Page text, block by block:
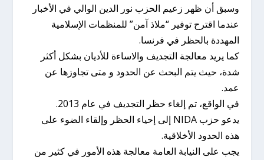
وسبق أن ظهر زعيم الحزب نور الدين الوالي في الأخبار
عندما اقترح توفير “ملاذ آمن” للمنظمات الإسلامية
المهددة بالحظر في فرنسا.
كما يريد معالجة التجديف والاساءة للأديان بشكل أكثر
شدة، حيث يتم البحث عن الحدود و متى تجاوزها عن
عمد.
في الواقع، تم إلغاء حظر التجديف في عام 2013.
يدعو حزب NIDA إلى إحياء الحظر وإلقاء الضوء على
هذه الحدود الأخلاقية.
يجب على النيابة العامة معالجة هذه الأمور في كثير من